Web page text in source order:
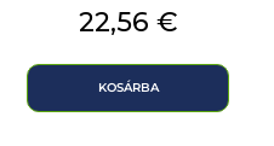
Ár
22,56 €
KOSÁRBA